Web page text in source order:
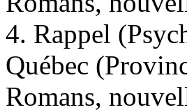
4. Rappel
Québec
Romans,